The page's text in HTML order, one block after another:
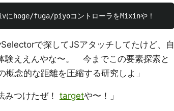
で探してJSアタッチしてたけど、自
験ええんやな〜。 今までこの要素探索と
念的な距離を圧縮する研究しよ」
みつけたぜ！ targetや〜！」